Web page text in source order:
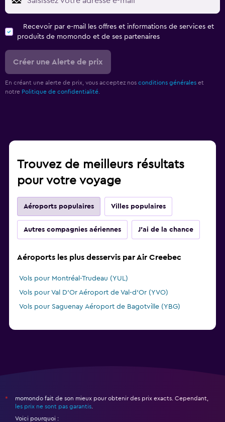
Recevoir par e-mail les offres et informations de services et
produits de momondo et de ses partenaires
Créer une Alerte de prix
En créant une alerte de prix, vous acceptez nos conditions générales et
notre Politique de confidentialité.
Trouvez de meilleurs résultats
pour votre voyage
Aéroports populaires Villes populaires
Autres compagnies aériennes J'ai de la chance
Aéroports les plus desservis par Air Creebec
Vols pour Montréal-Trudeau (YUL)
Vols pour Val D'Or Aéroport de Val-d'Or (YVO)
Vols pour Saguenay Aéroport de Bagotville (YBG)
*
momondo fait de son mieux pour obtenir des prix exacts. Cependant,
les prix ne sont pas garantis
Voici pourquoi :